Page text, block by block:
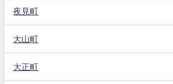
夜見町
大山町
大正町